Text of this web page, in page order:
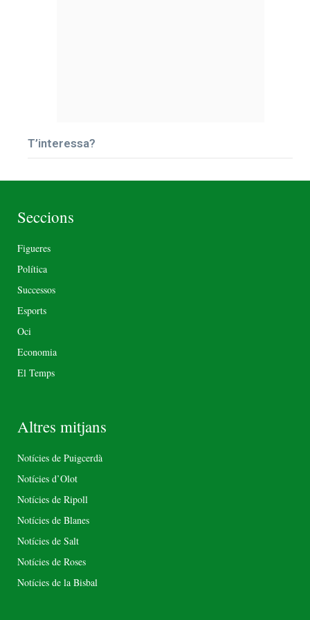
T’interessa?
Seccions
Figueres
Política
Successos
Esports
Oci
Economia
El Temps
Altres mitjans
Notícies de Puigcerdà
Notícies d’Olot
Notícies de Ripoll
Notícies de Blanes
Notícies de Salt
Notícies de Roses
Notícies de la Bisbal